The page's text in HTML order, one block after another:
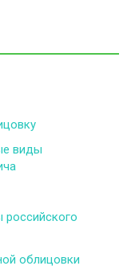
виды
облицовки